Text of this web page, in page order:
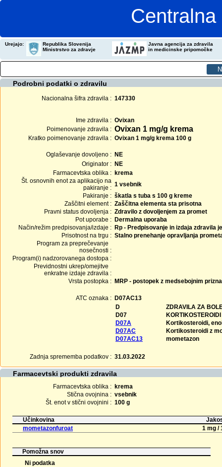
Urejajo:
Republika Slovenija
Ministrstvo za zdravje
Javna agencija za zdravila
in medicinske pripomočke
Podrobni podatki o zdravilu
Nacionalna šifra zdravila : 147330
Ime zdravila : Ovixan
Poimenovanje zdravila : Ovixan 1 mg/g krema
Kratko poimenovanje zdravila : Ovixan 1 mg/g krema 100 g
Oglaševanje dovoljeno : NE
Originator : NE
Farmacevtska oblika : krema
Št. osnovnih enot za aplikacijo na
pakiranje : 1 vsebnik
Pakiranje : škatla s tuba s 100 g kreme
Zaščitni element : Zaščitna elementa sta prisotna
Pravni status dovoljenja : Zdravilo z dovoljenjem za promet
Pot uporabe : Dermalna uporaba
Način/režim predpisovanja/izdaje : Rp - Predpisovanje in izdaja zdravila
Prisotnost na trgu : Stalno prenehanje opravljanja
Program za preprečevanje
nosečnosti :
Program(i) nadzorovanega dostopa :
Previdnostni ukrep/omejitve
enkratne izdaje zdravila :
Vrsta postopka : MRP - postopek z medsebojnim
ATC oznaka : D07AC13
D
ZDRAVILA ZA
D07
D07A
Kortikosteroidi,
D07AC
Kortikosteroidi z
D07AC13
mometazon
Zadnja sprememba podatkov : 31.03.2022
Farmacevtski produkti zdravila
Farmacevtska oblika : krema
Stična ovojnina : vsebnik
Št. enot v stični ovojnini : 100 g
Učinkovina
mometazonfuroat
1 mg /
Pomožna snov
Ni podatka